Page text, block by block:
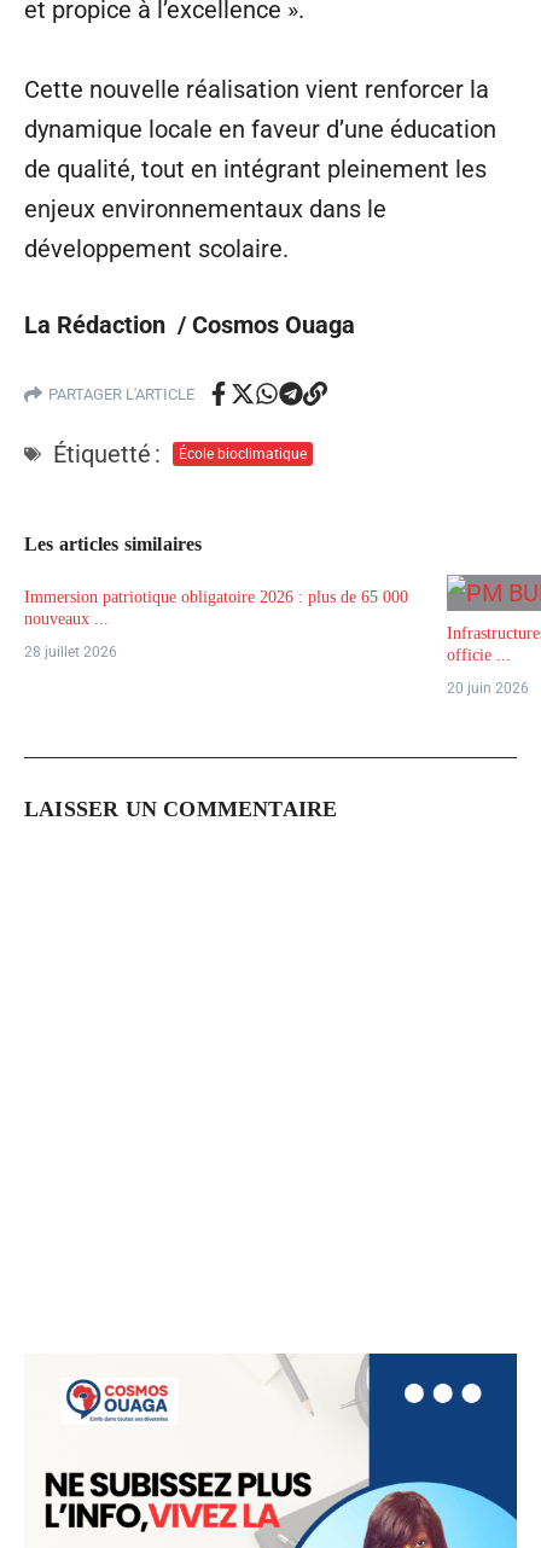
et propice à l’excellence ».
Cette nouvelle réalisation vient renforcer la
dynamique locale en faveur d’une éducation
de qualité, tout en intégrant pleinement les
enjeux environnementaux dans le
développement scolaire.
La Rédaction / Cosmos Ouaga
PARTAGER L'ARTICLE
Étiquetté : École bioclimatique
Les articles similaires
Immersion patriotique obligatoire 2026 : plus de 65 000
nouveaux ...
28 juillet 2026
officie ...
20 juin 2026
LAISSER UN COMMENTAIRE